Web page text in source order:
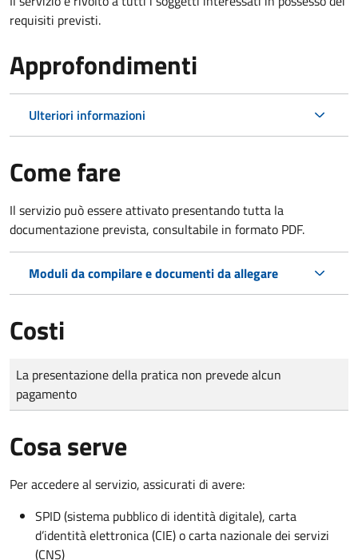
requisiti previsti.
Approfondimenti
Ulteriori informazioni
Come fare
Il servizio può essere attivato presentando tutta la
documentazione prevista, consultabile in formato PDF.
Moduli da compilare e documenti da allegare
Costi
Tipo di pagamento
Importo
La presentazione della pratica non prevede alcun
pagamento
Cosa serve
Per accedere al servizio, assicurati di avere:
SPID (sistema pubblico di identità digitale), carta
d’identità elettronica (CIE) o carta nazionale dei servizi
(CNS)